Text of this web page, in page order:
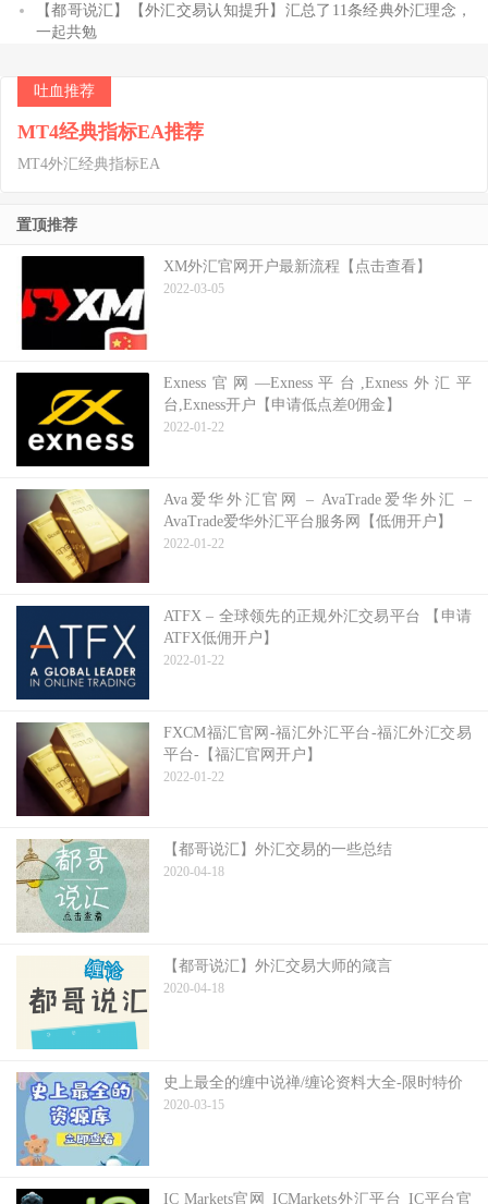
【都哥说汇】【外汇交易认知提升】汇总了11条经典外汇理念，
一起共勉
吐血推荐
MT4经典指标EA推荐
MT4外汇经典指标EA
置顶推荐
XM外汇官网开户最新流程【点击查看】
2022-03-05
Exness官网—Exness平台,Exness外汇平
台,Exness开户【申请低点差0佣金】
2022-01-22
Ava爱华外汇官网 – AvaTrade爱华外汇 –
AvaTrade爱华外汇平台服务网【低佣开户】
2022-01-22
ATFX – 全球领先的正规外汇交易平台 【申请
ATFX低佣开户】
2022-01-22
FXCM福汇官网-福汇外汇平台-福汇外汇交易
平台-【福汇官网开户】
2022-01-22
【都哥说汇】外汇交易的一些总结
2020-04-18
【都哥说汇】外汇交易大师的箴言
2020-04-18
史上最全的缠中说禅/缠论资料大全-限时特价
2020-03-15
IC Markets官网_ICMarkets外汇平台_IC平台官